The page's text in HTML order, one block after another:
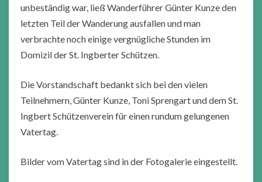
unbeständig war, ließ Wanderführer Günter Kunze den
letzten Teil der Wanderung ausfallen und man
verbrachte noch einige vergnügliche Stunden im
Domizil der St. Ingberter Schützen.
Die Vorstandschaft bedankt sich bei den vielen
Teilnehmern, Günter Kunze, Toni Sprengart und dem St.
Ingbert Schützenverein für einen rundum gelungenen
Vatertag.
Bilder vom Vatertag sind in der Fotogalerie eingestellt.